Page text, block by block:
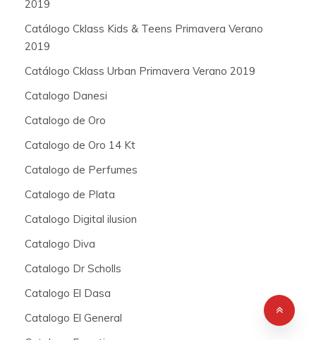
2019
Catálogo Cklass Kids & Teens Primavera Verano
2019
Catálogo Cklass Urban Primavera Verano 2019
Catalogo Danesi
Catalogo de Oro
Catalogo de Oro 14 Kt
Catalogo de Perfumes
Catalogo de Plata
Catalogo Digital ilusion
Catalogo Diva
Catalogo Dr Scholls
Catalogo El Dasa
Catalogo El General